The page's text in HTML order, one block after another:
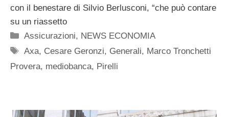
con il benestare di Silvio Berlusconi, “che può contare
su un riassetto
Categorie
Assicurazioni, NEWS ECONOMIA
Tag
Axa, Cesare Geronzi, Generali, Marco Tronchetti
Provera, mediobanca, Pirelli